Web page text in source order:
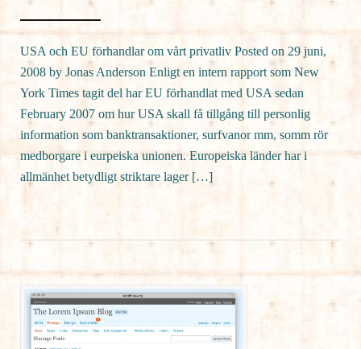
USA och EU förhandlar om vårt privatliv Posted on 29 juni,
2008 by Jonas Anderson Enligt en intern rapport som New
York Times tagit del har EU förhandlat med USA sedan
February 2007 om hur USA skall få tillgång till personlig
information som banktransaktioner, surfvanor mm, somm rör
medborgare i eurpeiska unionen. Europeiska länder har i
allmänhet betydligt striktare lager […]